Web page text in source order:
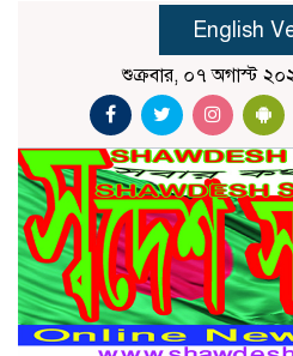
English
শুক্রবার, ০৭ অগাস্ট